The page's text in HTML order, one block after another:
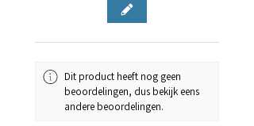
Dit product heeft nog geen
beoordelingen, dus bekijk eens
andere beoordelingen.